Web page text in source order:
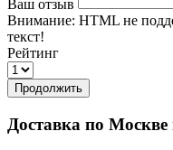
Ваш отзыв
Внимание: HTML не
текст!
Рейтинг
Продолжить
Доставка по